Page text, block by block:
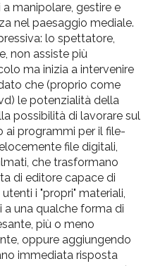
manipolare, gestire e
nel paesaggio mediale.
lo spettatore,
non assiste più
ma inizia a intervenire
che (proprio come
le potenzialità della
possibilità di lavorare sul
ai programmi per il file-
file digitali,
che trasformano
di editore capace di
i "propri" materiali,
una qualche forma di
più o meno
oppure aggiungendo
immediata risposta